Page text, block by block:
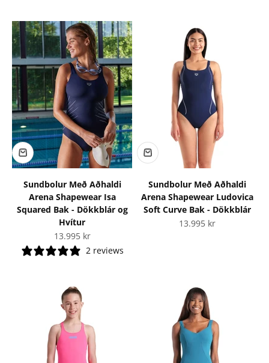
Sundbolur Með Aðhaldi
Arena Shapewear Isa
Squared Bak - Dökkblár og
Hvítur
Tilboðsverð
13.995 kr
2 reviews
Sundbolur Með Aðhaldi
Arena Shapewear Ludovica
Soft Curve Bak - Dökkblár
Tilboðsverð
13.995 kr